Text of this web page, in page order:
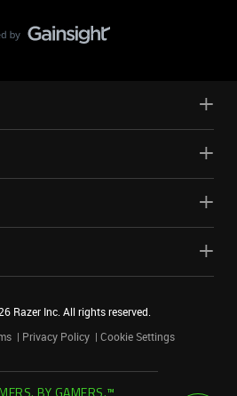
Razer Inc. All rights reserved.
Privacy Policy Cookie Settings